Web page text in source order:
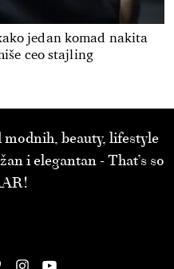
jedan komad nakita
ceo stajling
beauty, lifestyle
i elegantan - That’s so